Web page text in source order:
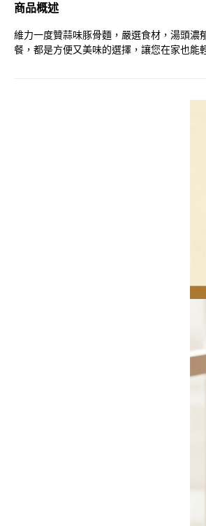
商品概述
維力一度贊蒜味豚骨麵，嚴選食材，湯頭濃
餐，都是方便又美味的選擇，讓您在家也能